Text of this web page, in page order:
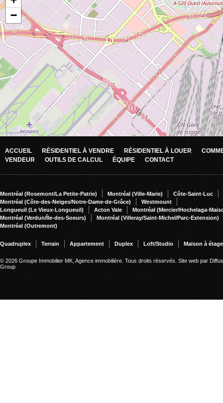
ACCUEIL RÉSIDENTIEL À VENDRE RÉSIDENTIEL À LOUER
VENDEUR
OUTILS DE CALCUL ÉQUIPE CONTACT
Montréal (Rosemont/La Petite-Patrie) Montréal (Ville-Marie)
Côte-Saint-Luc
Montréal (Côte-des-Neiges/Notre-Dame-de-Grâce)
Westmount
Longueuil (Le Vieux-Longueuil)
Acton Vale
Montréal (Mercier/Hochelaga-
Montréal (Verdun/Île-des-Soeurs)
Montréal (Villeray/Saint-Michel/Parc-Extension)
Montréal (Outremont)
Quadruplex Terrain Appartement Duplex Loft/Studio Maison à
© 2026 Groupe Immobilier MK, Agence immobilière. Tous droits réservés. Site web par
Group